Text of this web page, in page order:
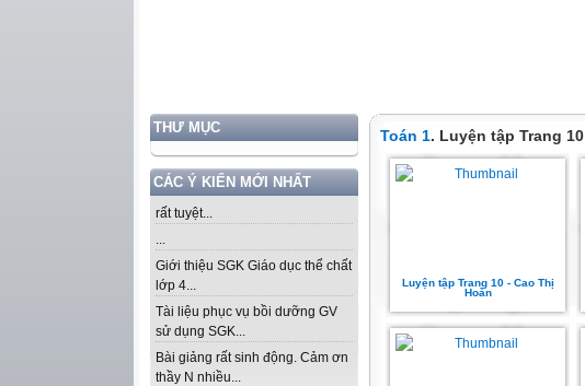
THƯ MỤC
CÁC Ý KIẾN MỚI NHẤT
rất tuyệt...
...
Giới thiệu SGK Giáo dục thể chất
lớp 4...
Tài liệu phục vụ bồi dưỡng GV
sử dụng SGK...
Bài giảng rất sinh động. Cảm ơn
thầy N nhiều...
Toán 1. Luyện tập Trang 10
Luyện tập Trang 10 - Cao Thị
Hoàn